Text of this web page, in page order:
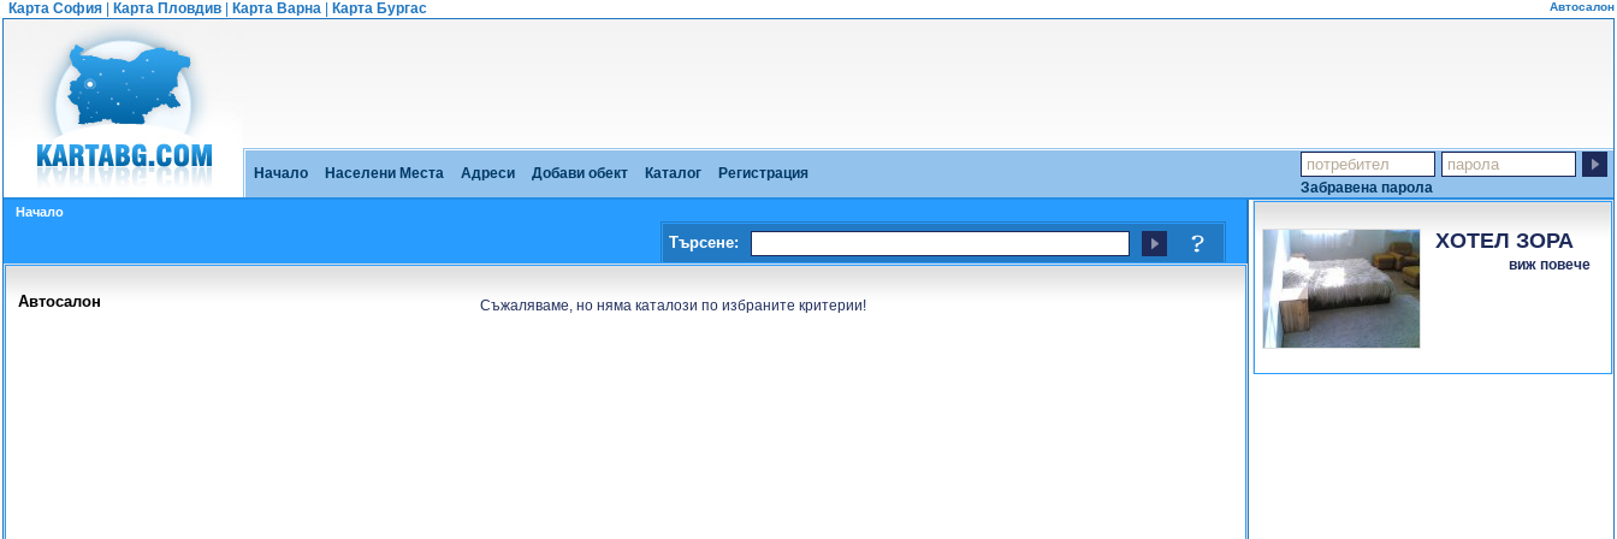
Карта София Карта Пловдив Карта Варна Карта Бургас Автосалон
Начало Населени Места Адреси Добави обект Каталог
Регистрация
Забравена парола
ХОТЕЛ ЗОРА
виж повече
Начало
Търсене:
Автосалон Съжаляваме, но няма каталози по избраните критерии!